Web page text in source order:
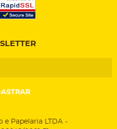
e Papelaria LTDA